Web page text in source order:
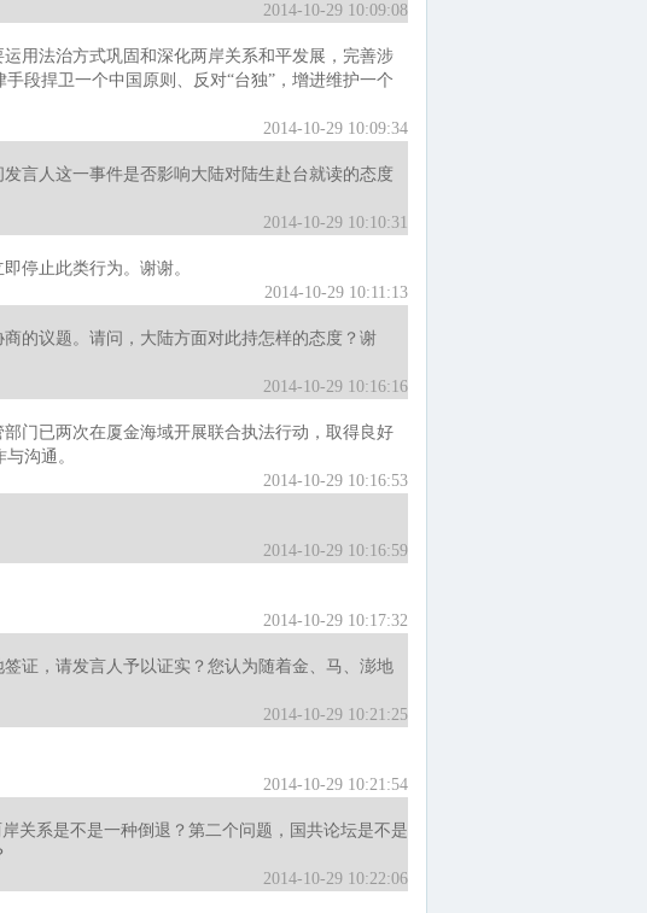
2014-10-29 10:09:08
用法治方式巩固和深化两岸关系和平发展，完善涉
段捍卫一个中国原则、反对“台独”，增进维护一个
2014-10-29 10:09:34
言人这一事件是否影响大陆对陆生赴台就读的态度
2014-10-29 10:10:31
停止此类行为。谢谢。
2014-10-29 10:11:13
的议题。请问，大陆方面对此持怎样的态度？谢
2014-10-29 10:16:16
门已两次在厦金海域开展联合执法行动，取得良好
沟通。
2014-10-29 10:16:53
2014-10-29 10:16:59
2014-10-29 10:17:32
证，请发言人予以证实？您认为随着金、马、澎地
2014-10-29 10:21:25
2014-10-29 10:21:54
关系是不是一种倒退？第二个问题，国共论坛是不是
2014-10-29 10:22:06